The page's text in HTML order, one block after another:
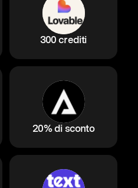
300 crediti
20% di sconto